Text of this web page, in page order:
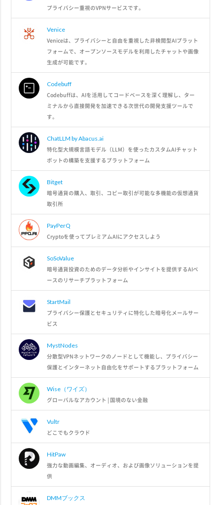
プライバシー重視のVPNサービスです。
Venice
Veniceは、プライバシーと自由を重視した非検閲型AIプラット
フォームで、オープンソースモデルを利用したチャットや画像
生成が可能です。
Codebuff
Codebuffは、AIを活用してコードベースを深く理解し、ター
ミナルから直接開発を加速できる次世代の開発支援ツールで
す。
ChatLLM by Abacus.ai
特化型大規模言語モデル（LLM）を使ったカスタムAIチャット
ボットの構築を支援するプラットフォーム
Bitget
暗号通貨の購入、取引、コピー取引が可能な多機能の仮想通貨
取引所
PayPerQ
Cryptoを使ってプレミアムAIにアクセスしよう
SoSoValue
暗号通貨投資のためのデータ分析やインサイトを提供するAIベ
ースのリサーチプラットフォーム
StartMail
プライバシー保護とセキュリティに特化した暗号化メールサー
ビス
MystNodes
分散型VPNネットワークのノードとして機能し、プライバシー
保護とインターネット自由化をサポートするプラットフォーム
Wise（ワイズ）
グローバルなアカウント | 国境のない金融
Vultr
どこでもクラウド
HitPaw
強力な動画編集、オーディオ、および画像ソリューションを提
供
DMMブックス